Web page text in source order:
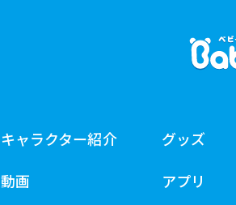
キャラクター紹介
グッズ
動画
アプリ